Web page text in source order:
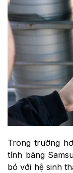
Trong trường
tính bảng
bó với hệ sinh